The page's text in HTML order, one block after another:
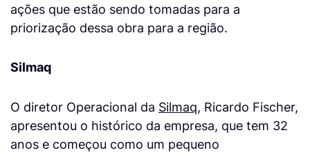
ações que estão sendo tomadas para a
priorização dessa obra para a região.
Silmaq
O diretor Operacional da Silmaq, Ricardo Fischer,
apresentou o histórico da empresa, que tem 32
anos e começou como um pequeno